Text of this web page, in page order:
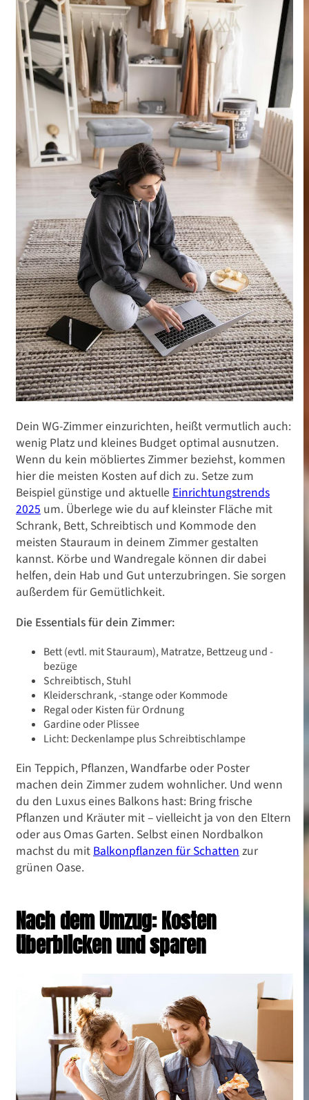
Dein WG-Zimmer einzurichten, heißt vermutlich auch:
wenig Platz und kleines Budget optimal ausnutzen.
Wenn du kein möbliertes Zimmer beziehst, kommen
hier die meisten Kosten auf dich zu. Setze zum
Beispiel günstige und aktuelle Einrichtungstrends
2025 um. Überlege wie du auf kleinster Fläche mit
Schrank, Bett, Schreibtisch und Kommode den
meisten Stauraum in deinem Zimmer gestalten
kannst. Körbe und Wandregale können dir dabei
helfen, dein Hab und Gut unterzubringen. Sie sorgen
außerdem für Gemütlichkeit.
Die Essentials für dein Zimmer:
Bett (evtl. mit Stauraum), Matratze, Bettzeug und -
bezüge
Schreibtisch, Stuhl
Kleiderschrank, -stange oder Kommode
Regal oder Kisten für Ordnung
Gardine oder Plissee
Licht: Deckenlampe plus Schreibtischlampe
Ein Teppich, Pflanzen, Wandfarbe oder Poster
machen dein Zimmer zudem wohnlicher. Und wenn
du den Luxus eines Balkons hast: Bring frische
Pflanzen und Kräuter mit – vielleicht ja von den Eltern
oder aus Omas Garten. Selbst einen Nordbalkon
machst du mit Balkonpflanzen für Schatten zur
grünen Oase.
Nach dem Umzug: Kosten
überblicken und sparen